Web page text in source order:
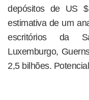
depósitos de US
estimativa de um
escritórios da
Luxemburgo,
2,5 bilhões.